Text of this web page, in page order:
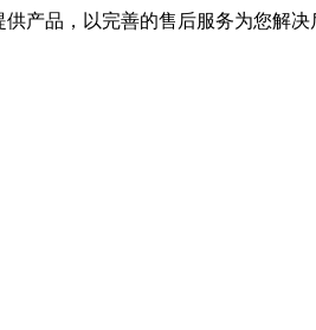
术为您提供产品，以完善的